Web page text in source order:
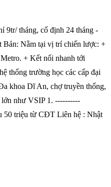
9tr/ tháng, cố định 24 tháng -
Bản: Nằm tại vị trí chiến lược: +
+ Kết nối nhanh tới
thống trường học các cấp đại
khoa Dĩ An, chợ truyền thống,
như VSIP 1. ----------
50 triệu từ CĐT Liên hệ : Nhật